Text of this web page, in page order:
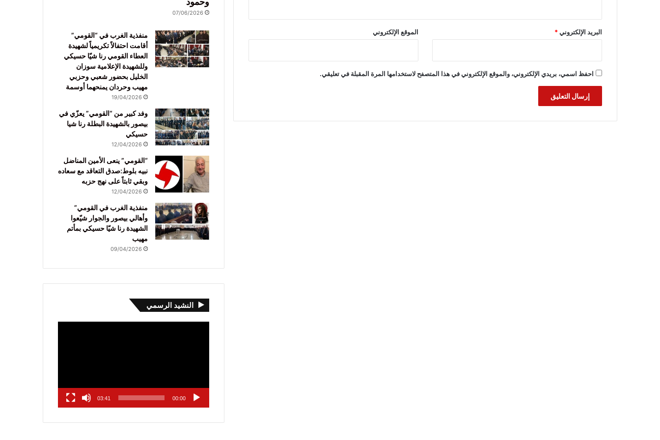
البريد الإلكتروني* الموقع الإلكتروني
احفظ اسمي، بريدي الإلكتروني، والموقع الإلكتروني في هذا المتصفح لاستخدامها المرة المقبلة في تعليقي.
07/06/2026
منفذية الغرب في “القومي”
أقامت احتفالاً تكريمياً لشهيدة
العطاء القومي رنا شيّا حسيكي
وللشهيدة الإعلامية سوزان
الخليل بحضور شعبي وحزبي
مهيب وحردان يمنحهما أوسمة
19/04/2026
وفد كبير من “القومي” يعزّي في
بيصور بالشهيدة البطلة رنا شيا
حسيكي
12/04/2026
“القومي” ينعى الأمين المناضل
نبيه بلوط:صدق التعاقد مع سعاده
وبقي ثابتاً على نهج حزبه
12/04/2026
منفذية الغرب في القومي”
وأهالي بيصور والجوار شيّعوا
الشهيدة رنا شيّا حسيكي بمأتم
مهيب
09/04/2026
النشيد الرسمي
00:00
03:41